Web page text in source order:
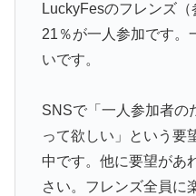
LuckyFesのフレンズ
21％が一人参加です。
いです。
SNSで「一人参加者の
って欲しい」という要
中です。他に要望があ
さい。フレンズ全員に